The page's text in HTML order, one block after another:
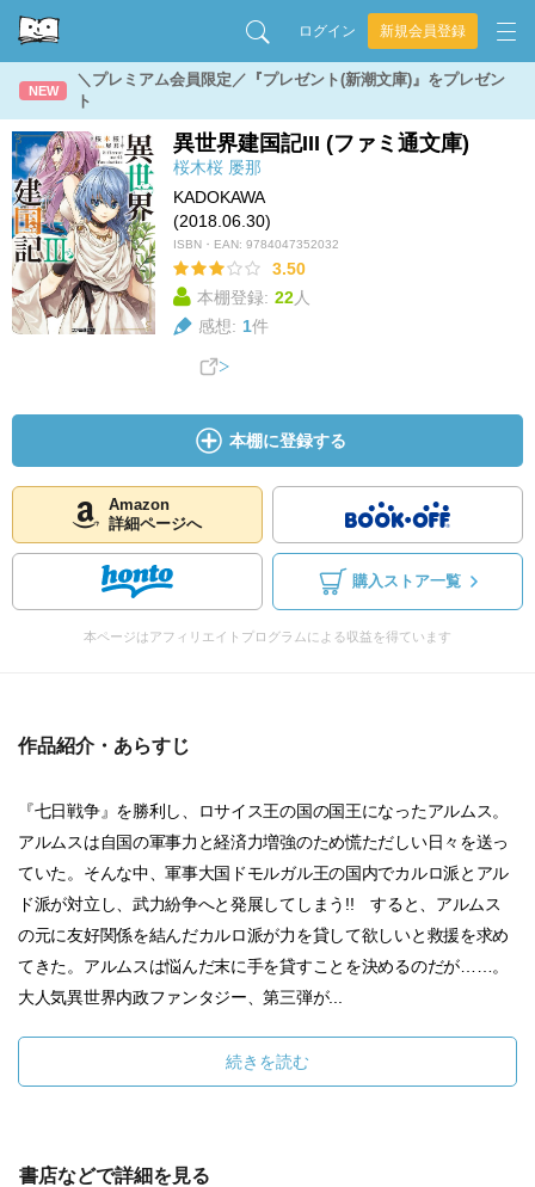
ログイン 新規会員登録
NEW
＼プレミアム会員限定／『プレゼント(新潮文庫)』をプレゼン
ト
異世界建国記III (ファミ通文庫)
桜木桜 屡那
KADOKAWA
(2018.06.30)
ISBN・EAN: 9784047352032
3.50
本棚登録: 22人
感想: 1件
本棚に登録する
Amazon
詳細ページへ
購入ストア一覧
本ページはアフィリエイトプログラムによる収益を得ています
作品紹介・あらすじ
『七日戦争』を勝利し、ロサイス王の国の国王になったアルムス。
アルムスは自国の軍事力と経済力増強のため慌ただしい日々を送っ
ていた。そんな中、軍事大国ドモルガル王の国内でカルロ派とアル
ド派が対立し、武力紛争へと発展してしまう!! すると、アルムス
の元に友好関係を結んだカルロ派が力を貸して欲しいと救援を求め
てきた。アルムスは悩んだ末に手を貸すことを決めるのだが……。
大人気異世界内政ファンタジー、第三弾が...
続きを読む
書店などで詳細を見る